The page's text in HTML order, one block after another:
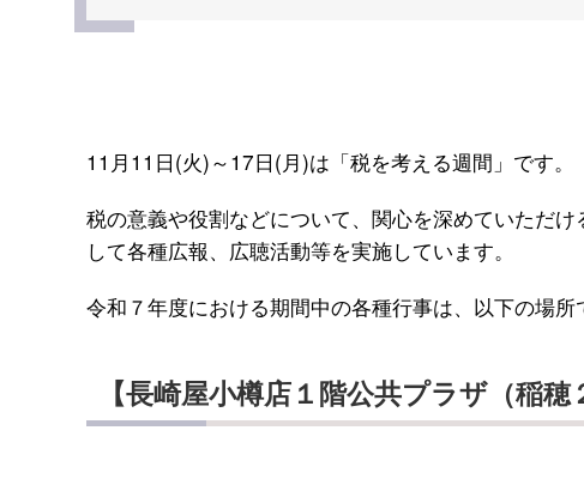
11月11日(火)～17日(月)は「税を考える週間」です。
税の意義や役割などについて、関心を深めていただ
して各種広報、広聴活動等を実施しています。
令和７年度における期間中の各種行事は、以下の場所
【長崎屋小樽店１階公共プラザ（稲穂